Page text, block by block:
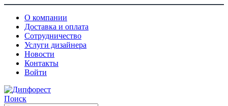
О компании
Доставка и оплата
Сотрудничество
Услуги дизайнера
Новости
Контакты
Войти
Поиск